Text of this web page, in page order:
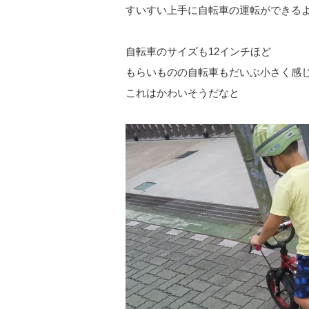
すいすい上手に自転車の運転ができる
自転車のサイズも12インチほど
もらいものの自転車もだいぶ小さく感
これはかわいそうだなと